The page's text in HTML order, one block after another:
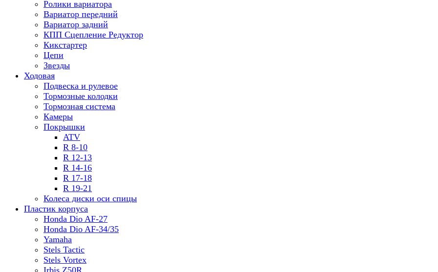
Ролики вариатора
Вариатор передний
Вариатор задний
КПП Сцепление Редуктор
Кикстартер
Цепи
Звезды
Ходовая
Подвеска и рулевое
Тормозные колодки
Тормозная система
Камеры
Покрышки
ATV
R 8-10
R 12-13
R 14-16
R 17-18
R 19-21
Колеса диски оси спицы
Пластик корпуса
Honda Dio AF-27
Honda Dio AF-34/35
Yamaha
Stels Tactic
Stels Vortex
Irbis Z50R